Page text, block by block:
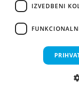
LINKOVI
Uvjeti korištenja
IZVEDBENI